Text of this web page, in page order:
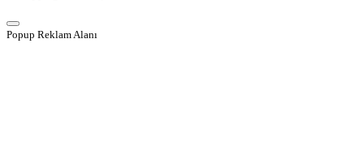
Popup Reklam Alanı